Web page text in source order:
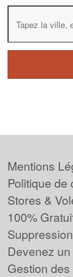
Mentions
Politique de
Stores &
100%
Devenez
Gestion